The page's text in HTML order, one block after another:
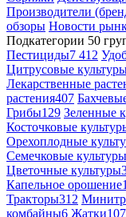
Производители
обзоры Новости
Подкатегории 50
Пестициды7 412
Цитрусовые
Лекарственные
растения407
Грибы129 Зеленные
Косточковые
Орехоплодные
Семечковые культуры
Цветочные культуры
Капельное орошение
Тракторы312
комбайны6 Жатки107